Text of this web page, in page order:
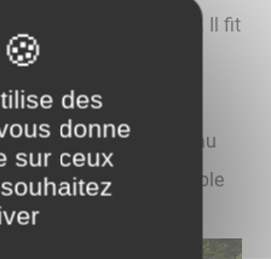
Vierge et il fut guéri. Il fit
en
au bord du ruisseau
du même nom. Une table
près.
des
donne
sur ceux